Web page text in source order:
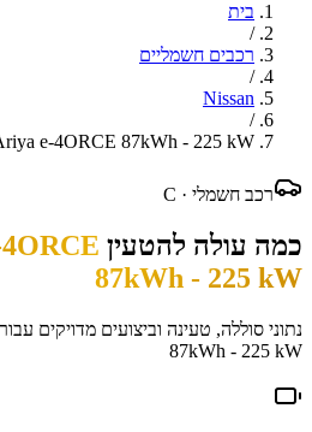
בית
/
רכבים חשמליים
/
Nissan
/
e-4ORCE 87kWh - 225 kW
רכב חשמלי · C
כמה עולה להטעין
87kWh - 225 kW
נתוני סוללה, טעינה וביצועים מדויקים עבור
87kWh - 225 kW